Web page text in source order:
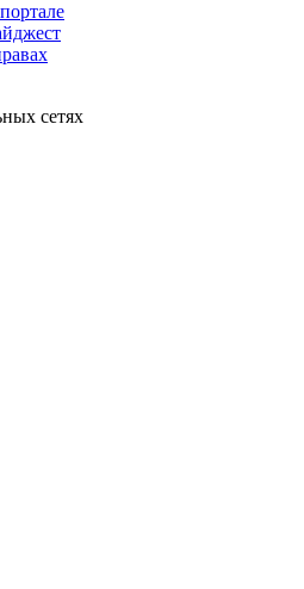
сетях